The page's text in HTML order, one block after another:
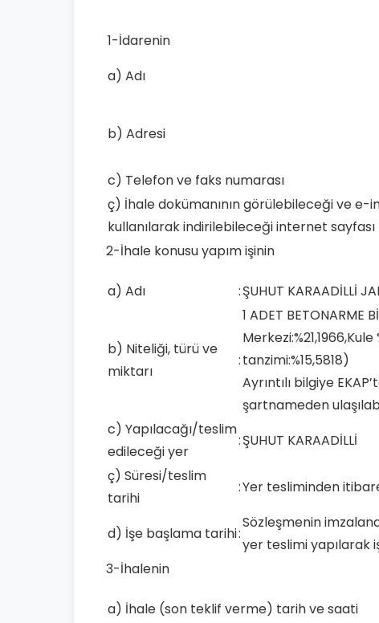
1-İdarenin
a) Adı
b) Adresi
c) Telefon ve faks numarası
ç) İhale dokümanının görülebileceği ve e-
kullanılarak indirilebileceği internet sayfası
2-İhale konusu yapım işinin
a) Adı :ŞUHUT KARAADİLLİ
b) Niteliği, türü ve
miktarı
:
1 ADET BETONARME
tanzimi:%15,5818)
Ayrıntılı bilgiye
şartnameden
c) Yapılacağı/teslim
edileceği yer
:ŞUHUT KARAADİLLİ
ç) Süresi/teslim
tarihi
:Yer tesliminden
d) İşe başlama tarihi:
Sözleşmenin
yer teslimi yapılarak
3-İhalenin
a) İhale (son teklif verme) tarih ve saati